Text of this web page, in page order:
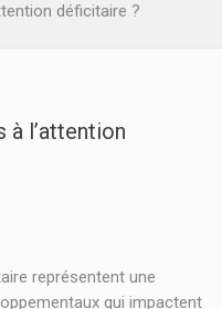
déficitaire ?
à l’attention
représentent une
qui impactent